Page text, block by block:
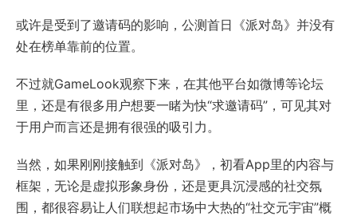
或许是受到了邀请码的影响，公测首日《派对岛》并没有
处在榜单靠前的位置。
不过就GameLook观察下来，在其他平台如微博等论坛
里，还是有很多用户想要一睹为快“求邀请码”，可见其对
于用户而言还是拥有很强的吸引力。
当然，如果刚刚接触到《派对岛》，初看App里的内容与
框架，无论是虚拟形象身份，还是更具沉浸感的社交氛
围，都很容易让人们联想起市场中大热的“社交元宇宙”概